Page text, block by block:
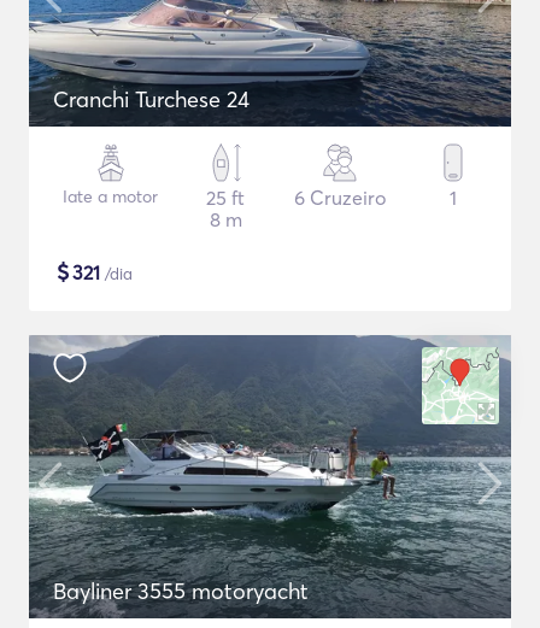
Cranchi Turchese 24
Iate a motor
25 ft
8 m
6 Cruzeiro 1
$321 /dia
Bayliner 3555 motoryacht